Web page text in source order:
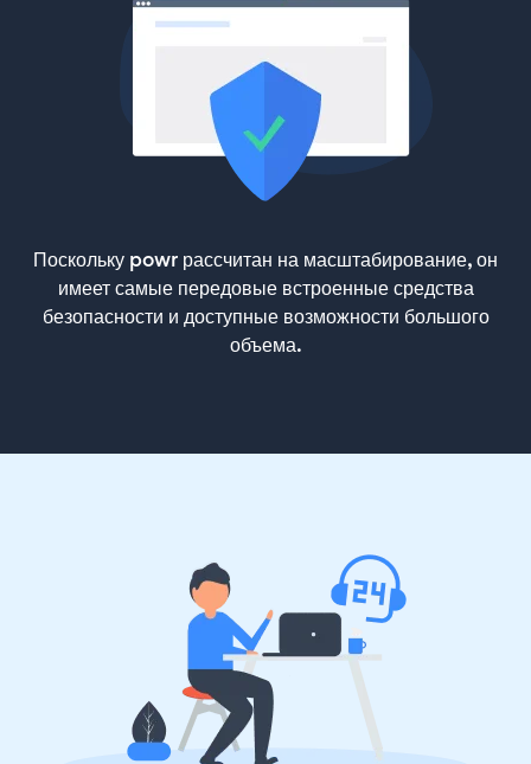
Поскольку powr рассчитан на масштабирование, он
имеет самые передовые встроенные средства
безопасности и доступные возможности большого
объема.